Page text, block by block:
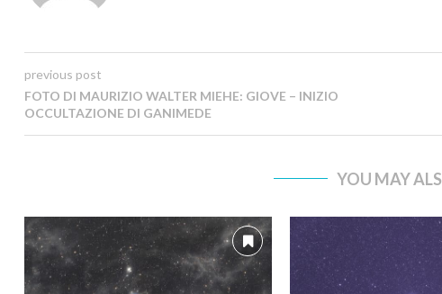
previous post
FOTO DI MAURIZIO WALTER MIEHE: GIOVE – INIZIO
OCCULTAZIONE DI GANIMEDE
YOU MAY